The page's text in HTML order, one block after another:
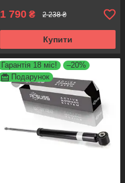
1 790 ₴ 2 238 ₴
Купити
Гарантія 18 міс!
–20%
Подарунок